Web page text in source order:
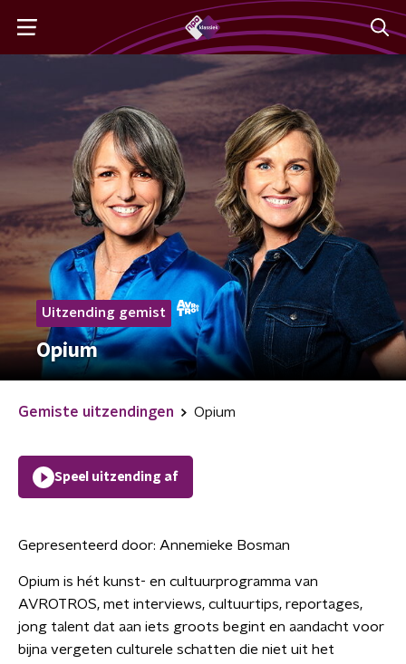
Uitzending gemist
Opium
Gemiste uitzendingen Opium
Speel uitzending af
Gepresenteerd door: Annemieke Bosman
Opium is hét kunst- en cultuurprogramma van
AVROTROS, met interviews, cultuurtips, reportages,
jong talent dat aan iets groots begint en aandacht voor
bijna vergeten culturele schatten die niet uit het